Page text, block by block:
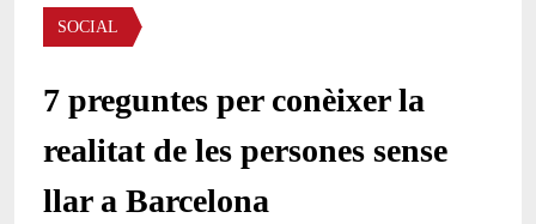
Àmbit de la notícia
SOCIAL
7 preguntes per conèixer la
realitat de les persones sense
llar a Barcelona